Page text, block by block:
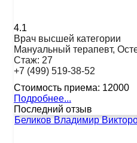
4.1
Врач высшей категории
Мануальный терапевт,
Стаж: 27
+7 (499) 519-38-52
Стоимость приема: 12000
Подробнее...
Последний отзыв
Беликов Владимир